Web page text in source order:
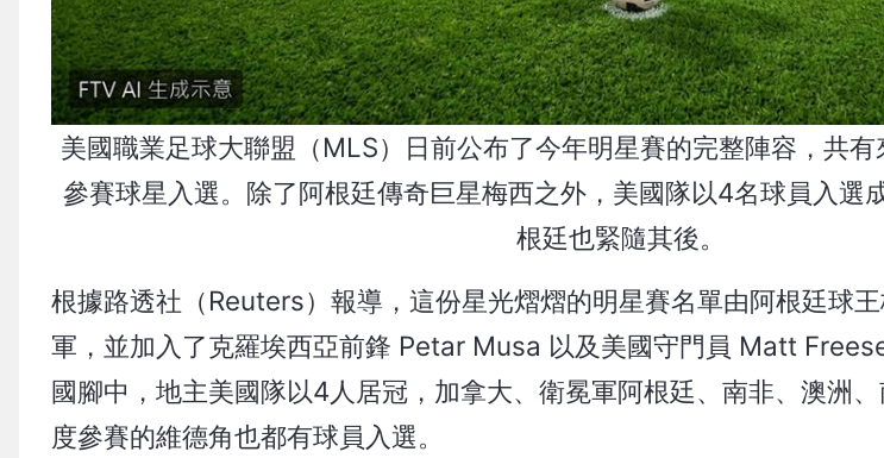
美國職業足球大聯盟（MLS）日前公布了今年明星賽的完整陣容，共
參賽球星入選。除了阿根廷傳奇巨星梅西之外，美國隊以4名球員入選
根廷也緊隨其後。
根據路透社（Reuters）報導，這份星光熠熠的明星賽名單由阿根廷球
軍，並加入了克羅埃西亞前鋒 Petar Musa 以及美國守門員 Matt
國腳中，地主美國隊以4人居冠，加拿大、衛冕軍阿根廷、南非、澳洲
度參賽的維德角也都有球員入選。